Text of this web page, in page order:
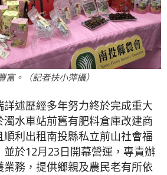
富。（記者扶小萍攝）
述歷經多年努力終於完成重大
水車站前舊有肥料倉庫改建商
利出租南投縣私立前山社會福
於12月23日開幕營運，專責辦
務，提供鄉親及農民老有所依